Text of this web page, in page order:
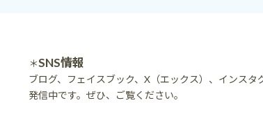
＊SNS情報
ブログ、フェイスブック、X（エックス）、インスタ
発信中です。ぜひ、ご覧ください。